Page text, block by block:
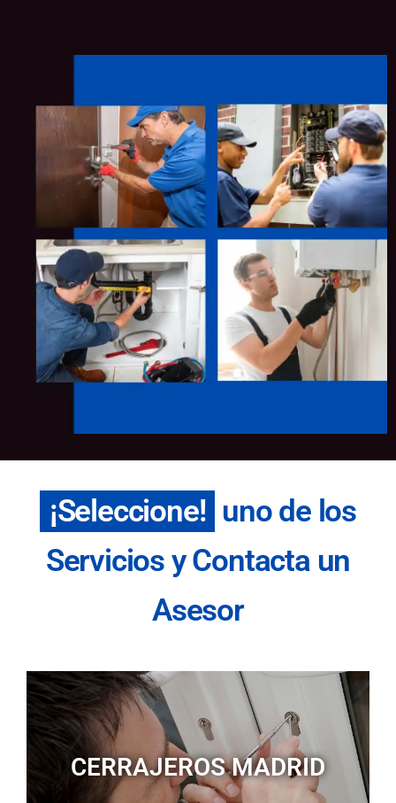
¡Seleccione! uno de los
Servicios y Contacta un
Asesor
CERRAJEROS MADRID